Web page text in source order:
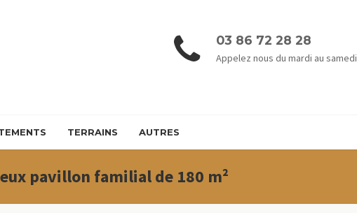
03 86 72 28 28
Appelez nous du mardi au samedi
TERRAINS AUTRES
pavillon familial de 180 m²